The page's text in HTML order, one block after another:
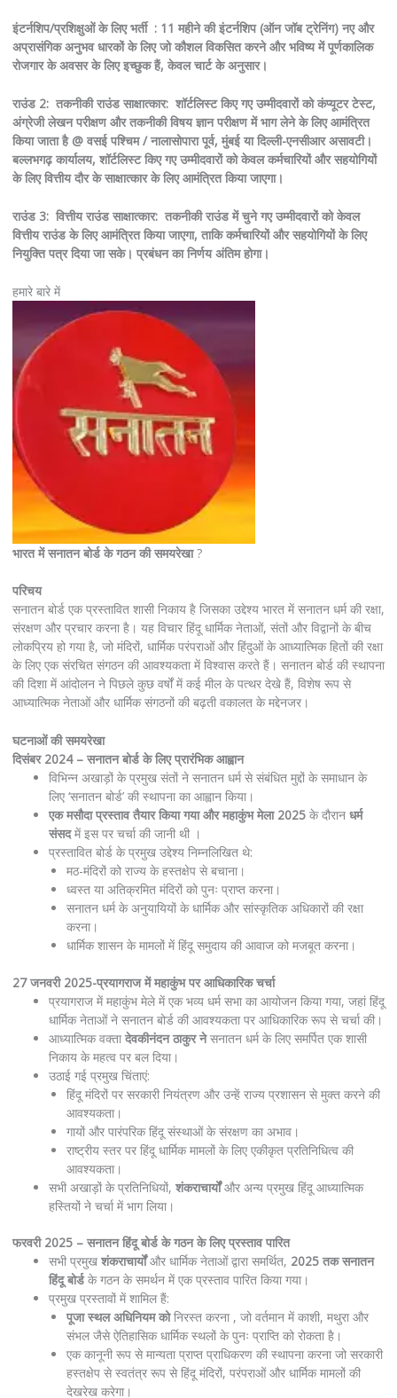
इंटर्नशिप/प्रशिक्षुओं के लिए भर्ती : 11 महीने की इंटर्नशिप (ऑन जॉब ट्रेनिंग) नए और
अप्रासंगिक अनुभव धारकों के लिए जो कौशल विकसित करने और भविष्य में पूर्णकालिक
रोजगार के अवसर के लिए इच्छुक हैं, केवल चार्ट के अनुसार।
राउंड 2: तकनीकी राउंड साक्षात्कार: शॉर्टलिस्ट किए गए उम्मीदवारों को कंप्यूटर टेस्ट,
अंग्रेजी लेखन परीक्षण और तकनीकी विषय ज्ञान परीक्षण में भाग लेने के लिए आमंत्रित
किया जाता है @ वसई पश्चिम / नालासोपारा पूर्व, मुंबई या दिल्ली-एनसीआर असावटी।
बल्लभगढ़ कार्यालय, शॉर्टलिस्ट किए गए उम्मीदवारों को केवल कर्मचारियों और सहयोगियों
के लिए वित्तीय दौर के साक्षात्कार के लिए आमंत्रित किया जाएगा।
राउंड 3: वित्तीय राउंड साक्षात्कार: तकनीकी राउंड में चुने गए उम्मीदवारों को केवल
वित्तीय राउंड के लिए आमंत्रित किया जाएगा, ताकि कर्मचारियों और सहयोगियों के लिए
नियुक्ति पत्र दिया जा सके। प्रबंधन का निर्णय अंतिम होगा।
हमारे बारे में
भारत में सनातन बोर्ड के गठन की समयरेखा?
परिचय
सनातन बोर्ड एक प्रस्तावित शासी निकाय है जिसका उद्देश्य भारत में सनातन धर्म की रक्षा,
संरक्षण और प्रचार करना है। यह विचार हिंदू धार्मिक नेताओं, संतों और विद्वानों के बीच
लोकप्रिय हो गया है, जो मंदिरों, धार्मिक परंपराओं और हिंदुओं के आध्यात्मिक हितों की रक्षा
के लिए एक संरचित संगठन की आवश्यकता में विश्वास करते हैं। सनातन बोर्ड की स्थापना
की दिशा में आंदोलन ने पिछले कुछ वर्षों में कई मील के पत्थर देखे हैं, विशेष रूप से
आध्यात्मिक नेताओं और धार्मिक संगठनों की बढ़ती वकालत के मद्देनजर।
घटनाओं की समयरेखा
दिसंबर 2024 – सनातन बोर्ड के लिए प्रारंभिक आह्वान
विभिन्न अखाड़ों के प्रमुख संतों ने सनातन धर्म से संबंधित मुद्दों के समाधान के
लिए ‘सनातन बोर्ड’ की स्थापना का आह्वान किया।
एक मसौदा प्रस्ताव तैयार किया गया और महाकुंभ मेला 2025के दौरान धर्म
संसदमें इस पर चर्चा की जानी थी ।
प्रस्तावित बोर्ड के प्रमुख उद्देश्य निम्नलिखित थे:
मठ-मंदिरों को राज्य के हस्तक्षेप से बचाना।
ध्वस्त या अतिक्रमित मंदिरों को पुनः प्राप्त करना।
सनातन धर्म के अनुयायियों के धार्मिक और सांस्कृतिक अधिकारों की रक्षा
करना।
धार्मिक शासन के मामलों में हिंदू समुदाय की आवाज को मजबूत करना।
27 जनवरी 2025-प्रयागराज में महाकुंभ पर आधिकारिक चर्चा
प्रयागराज में महाकुंभ मेले में एक भव्य धर्म सभा का आयोजन किया गया, जहां हिंदू
धार्मिक नेताओं ने सनातन बोर्ड की आवश्यकता पर आधिकारिक रूप से चर्चा की।
आध्यात्मिक वक्ता देवकीनंदन ठाकुर नेसनातन धर्म के लिए समर्पित एक शासी
निकाय के महत्व पर बल दिया।
उठाई गई प्रमुख चिंताएं:
हिंदू मंदिरों पर सरकारी नियंत्रण और उन्हें राज्य प्रशासन से मुक्त करने की
आवश्यकता।
गायों और पारंपरिक हिंदू संस्थाओं के संरक्षण का अभाव।
राष्ट्रीय स्तर पर हिंदू धार्मिक मामलों के लिए एकीकृत प्रतिनिधित्व की
आवश्यकता।
सभी अखाड़ों के प्रतिनिधियों, शंकराचार्योंऔर अन्य प्रमुख हिंदू आध्यात्मिक
हस्तियों ने चर्चा में भाग लिया।
फरवरी 2025 – सनातन हिंदू बोर्ड के गठन के लिए प्रस्ताव पारित
सभी प्रमुख शंकराचार्योंऔर धार्मिक नेताओं द्वारा समर्थित, 2025 तक सनातन
हिंदू बोर्डके गठन के समर्थन में एक प्रस्ताव पारित किया गया।
प्रमुख प्रस्तावों में शामिल हैं:
पूजा स्थल अधिनियम कोनिरस्त करना , जो वर्तमान में काशी, मथुरा और
संभल जैसे ऐतिहासिक धार्मिक स्थलों के पुनः प्राप्ति को रोकता है।
एक कानूनी रूप से मान्यता प्राप्त प्राधिकरण की स्थापना करना जो सरकारी
हस्तक्षेप से स्वतंत्र रूप से हिंदू मंदिरों, परंपराओं और धार्मिक मामलों की
देखरेख करेगा।